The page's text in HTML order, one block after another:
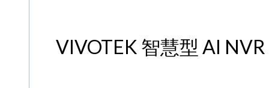
VIVOTEK 智慧型 AI